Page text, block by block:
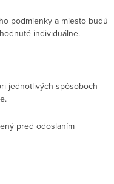
podmienky a miesto budú
individuálne.
jednotlivých spôsoboch
pred odoslaním